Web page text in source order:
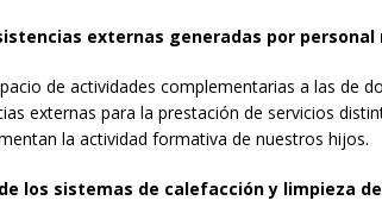
externas generadas por personal
de actividades complementarias a las de
externas para la prestación de servicios
la actividad formativa de nuestros hijos.
los sistemas de calefacción y limpieza